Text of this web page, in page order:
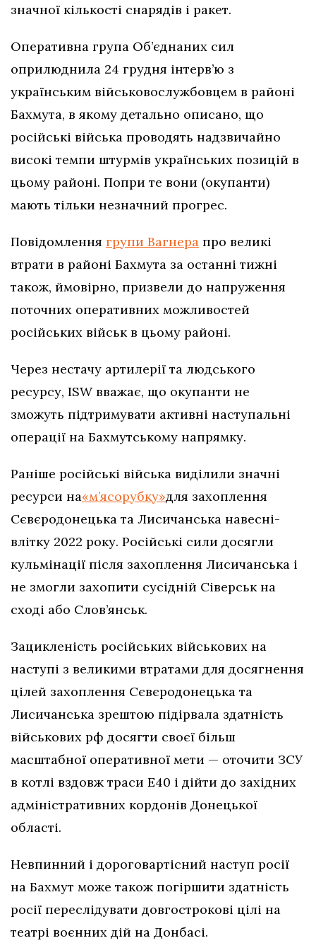
значної кількості снарядів і ракет.
Оперативна група Об’єднаних сил
оприлюднила 24 грудня інтерв’ю з
українським військовослужбовцем в районі
Бахмута, в якому детально описано, що
російські війська проводять надзвичайно
високі темпи штурмів українських позицій в
цьому районі. Попри те вони (окупанти)
мають тільки незначний прогрес.
Повідомлення групи Вагнера про великі
втрати в районі Бахмута за останні тижні
також, ймовірно, призвели до напруження
поточних оперативних можливостей
російських військ в цьому районі.
Через нестачу артилерії та людського
ресурсу, ISW вважає, що окупанти не
зможуть підтримувати активні наступальні
операції на Бахмутському напрямку.
Раніше російські війська виділили значні
ресурси на«м’ясорубку»для захоплення
Сєвєродонецька та Лисичанська навесні-
влітку 2022 року. Російські сили досягли
кульмінації після захоплення Лисичанська і
не змогли захопити сусідній Сіверськ на
сході або Слов’янськ.
Зацикленість російських військових на
наступі з великими втратами для досягнення
цілей захоплення Сєвєродонецька та
Лисичанська зрештою підірвала здатність
військових рф досягти своєї більш
масштабної оперативної мети — оточити ЗСУ
в котлі вздовж траси Е40 і дійти до західних
адміністративних кордонів Донецької
області.
Невпинний і дороговартісний наступ росії
на Бахмут може також погіршити здатність
росії переслідувати довгострокові цілі на
театрі воєнних дій на Донбасі.